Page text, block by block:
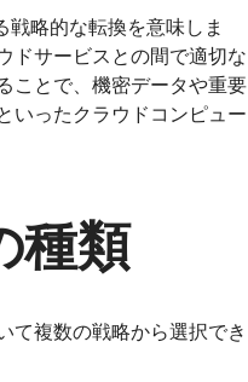
略的な転換を意味しま
ドサービスとの間で適切な
ことで、機密データや重要
いったクラウドコンピュー
種類
て複数の戦略から選択でき